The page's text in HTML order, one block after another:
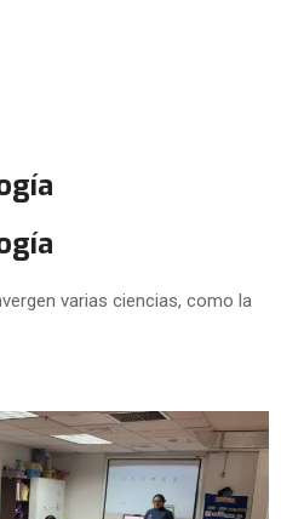
varias ciencias, como la